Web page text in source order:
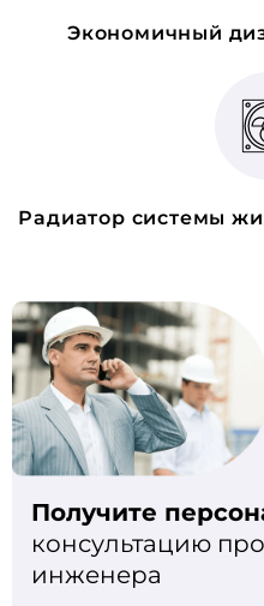
Экономичный
Радиатор системы
Получите
консультацию
инженера